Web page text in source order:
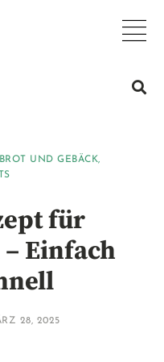
BROT UND GEBÄCK,
für
Einfach
28, 2025